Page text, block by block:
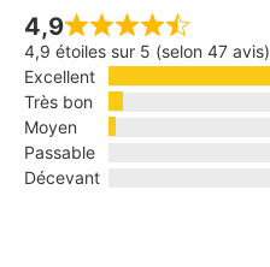
4,9
4,9 étoiles sur 5 (selon 47 avis)
Excellent
Très bon
Moyen
Passable
Décevant